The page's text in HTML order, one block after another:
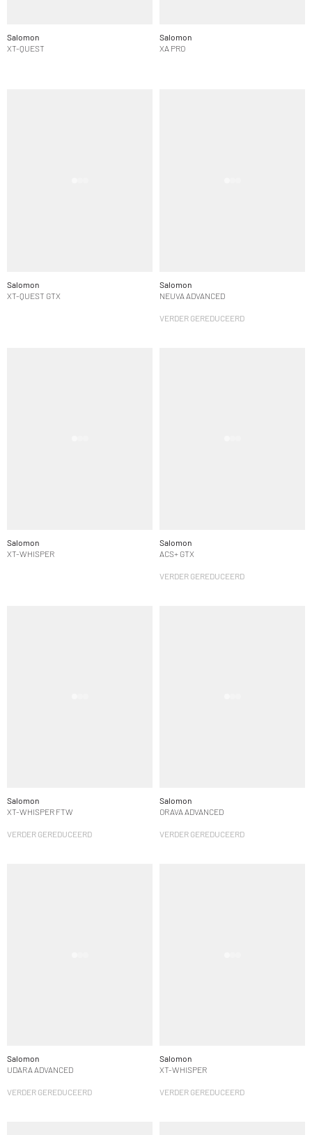
Salomon
XT-QUEST
Salomon
XA PRO
Salomon
XT-QUEST GTX
Salomon
NEUVA ADVANCED
VERDER GEREDUCEERD
Salomon
XT-WHISPER
Salomon
ACS+ GTX
VERDER GEREDUCEERD
Salomon
XT-WHISPER FTW
VERDER GEREDUCEERD
Salomon
ORAVA ADVANCED
VERDER GEREDUCEERD
Salomon
UDARA ADVANCED
VERDER GEREDUCEERD
Salomon
XT-WHISPER
VERDER GEREDUCEERD